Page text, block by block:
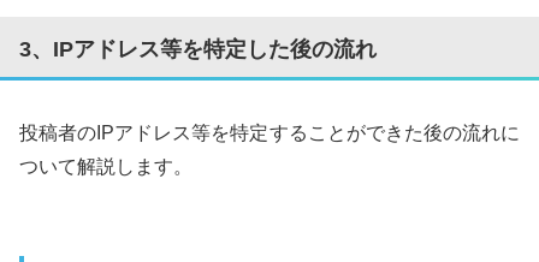
3、IPアドレス等を特定した後の流れ
投稿者のIPアドレス等を特定することができた後の流れに
ついて解説します。